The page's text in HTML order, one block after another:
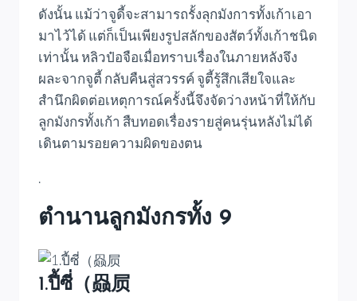
ดังนั้น แม้ว่าจูดี้จะสามารถรั้งลุกมังการทั้งเก้าเอา
มาไว้ได้ แต่ก็เป็นเพียงรูปสลักของสัตว์ทั้งเก้าชนิด
เท่านั้น หลิวป๋อจือเมื่อทราบเรื่องในภายหลังจึง
ผละจากจูตี้ กลับคืนสู่สวรรค์ จูตี้รู้สึกเสียใจและ
สำนึกผิดต่อเหตุการณ์ครั้งนี้จึงจัดว่างหน้าที่ให้กับ
ลูกมังกรทั้งเก้า สืบทอดเรื่องรายสู่คนรุ่นหลังไม่ได้
เดินตามรอยความผิดของตน
.
ตำนานลูกมังกรทั้ง 9
1.ปี้ซี่（赑屃